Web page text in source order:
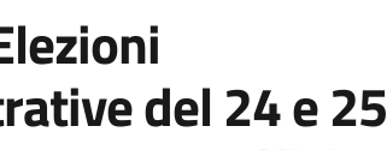
del 24 e 25